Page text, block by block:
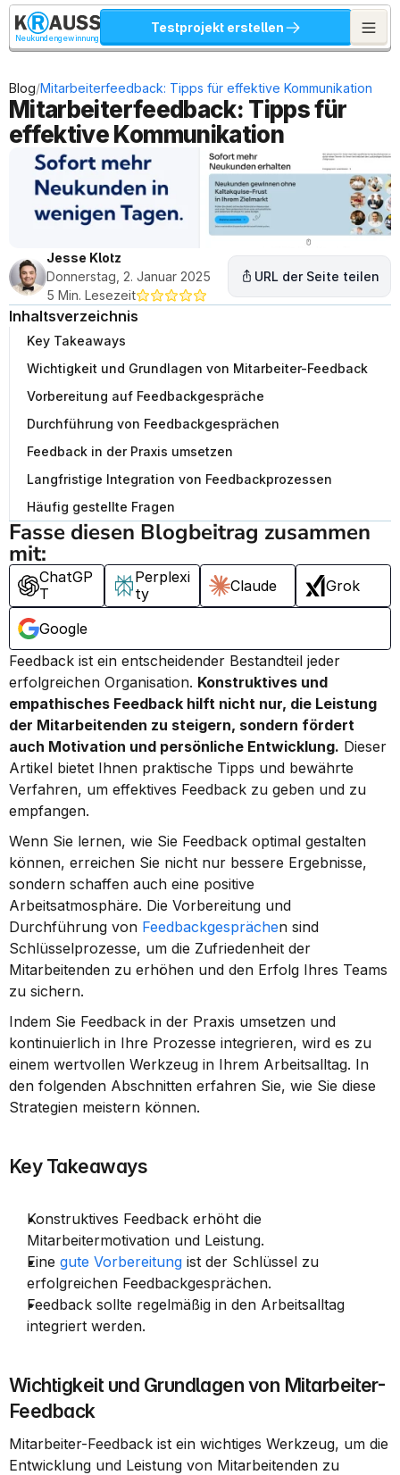
Neukundengewinnung
Testprojekt erstellen
Blog/Mitarbeiterfeedback: Tipps für effektive Kommunikation
Mitarbeiterfeedback: Tipps für
effektive Kommunikation
Jesse Klotz
Donnerstag, 2. Januar 2025
5 Min. Lesezeit
URL der Seite teilen
Inhaltsverzeichnis
Key Takeaways
Wichtigkeit und Grundlagen von Mitarbeiter-Feedback
Vorbereitung auf Feedbackgespräche
Durchführung von Feedbackgesprächen
Feedback in der Praxis umsetzen
Langfristige Integration von Feedbackprozessen
Häufig gestellte Fragen
Fasse diesen Blogbeitrag zusammen
mit:
ChatGP
T
Perplexi
ty
Claude Grok
Google
Feedback ist ein entscheidender Bestandteil jeder
erfolgreichen Organisation. Konstruktives und
empathisches Feedback hilft nicht nur, die Leistung
der Mitarbeitenden zu steigern, sondern fördert
auch Motivation und persönliche Entwicklung. Dieser
Artikel bietet Ihnen praktische Tipps und bewährte
Verfahren, um effektives Feedback zu geben und zu
empfangen.
Wenn Sie lernen, wie Sie Feedback optimal gestalten
können, erreichen Sie nicht nur bessere Ergebnisse,
sondern schaffen auch eine positive
Arbeitsatmosphäre. Die Vorbereitung und
Durchführung von Feedbackgesprächen sind
Schlüsselprozesse, um die Zufriedenheit der
Mitarbeitenden zu erhöhen und den Erfolg Ihres Teams
zu sichern.
Indem Sie Feedback in der Praxis umsetzen und
kontinuierlich in Ihre Prozesse integrieren, wird es zu
einem wertvollen Werkzeug in Ihrem Arbeitsalltag. In
den folgenden Abschnitten erfahren Sie, wie Sie diese
Strategien meistern können.
Key Takeaways
Konstruktives Feedback erhöht die
Mitarbeitermotivation und Leistung.
Eine gute Vorbereitung ist der Schlüssel zu
erfolgreichen Feedbackgesprächen.
Feedback sollte regelmäßig in den Arbeitsalltag
integriert werden.
Wichtigkeit und Grundlagen von Mitarbeiter-
Feedback
Mitarbeiter-Feedback ist ein wichtiges Werkzeug, um die
Entwicklung und Leistung von Mitarbeitenden zu